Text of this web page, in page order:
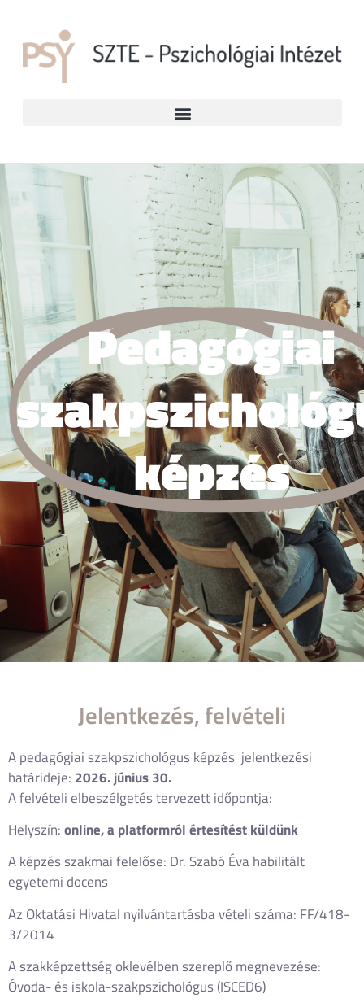
Pedagógiai
képzés
Jelentkezés, felvételi
A pedagógiai szakpszichológus képzés jelentkezési
határideje: 2026. június 30.
A felvételi elbeszélgetés tervezett időpontja:
Helyszín:online, a platformról értesítést küldünk
A képzés szakmai felelőse: Dr. Szabó Éva habilitált
egyetemi docens
Az Oktatási Hivatal nyilvántartásba vételi száma: FF/418-
3/2014
A szakképzettség oklevélben szereplő megnevezése:
Óvoda- és iskola-szakpszichológus (ISCED6)